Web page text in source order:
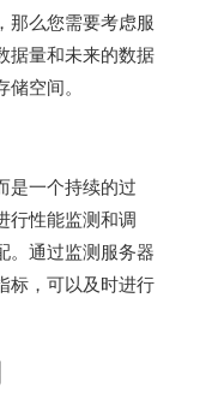
那么您需要考虑服
据量和未来的数据
空间。
是一个持续的过
行性能监测和调
。通过监测服务器
标，可以及时进行